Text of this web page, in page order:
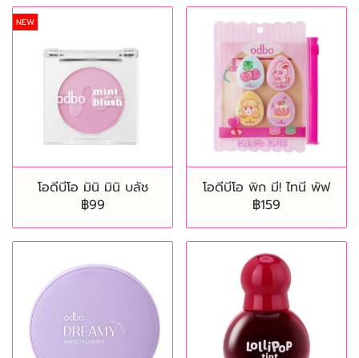
NEW
โอดีบีโอ มินิ มินิ บลัช
฿99
โอดีบีโอ พิก มี! ไทนี พัฟ
฿159